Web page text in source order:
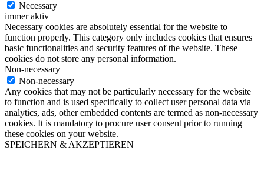
Necessary
immer aktiv
Necessary cookies are absolutely essential for the website to
function properly. This category only includes cookies that ensures
basic functionalities and security features of the website. These
cookies do not store any personal information.
Non-necessary
Non-necessary
Any cookies that may not be particularly necessary for the website
to function and is used specifically to collect user personal data via
analytics, ads, other embedded contents are termed as non-necessary
cookies. It is mandatory to procure user consent prior to running
these cookies on your website.
SPEICHERN & AKZEPTIEREN